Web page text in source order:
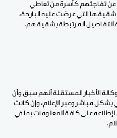
عن تفاجئهم كأسرة من تعاطي
شقيقها التي عرضت عليه البارحة،
التفاصيل المرتبطة بشقيقهم.
الأخبار المستقلة أنهم سبق وأن
بشكل مباشر وعبر الإعلام، وإن كانت
على كافة المعلومات بما في